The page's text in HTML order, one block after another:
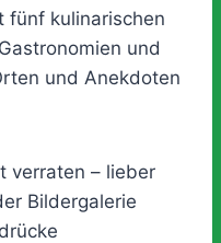
fünf kulinarischen
und
und Anekdoten
verraten – lieber
Bildergalerie